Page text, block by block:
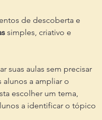
de descoberta e
simples, criativo e
suas aulas sem precisar
a ampliar o
escolher um tema,
a identificar o tópico